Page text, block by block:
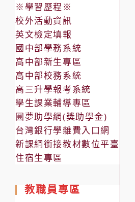
※學習歷程※
校外活動資訊
英文檢定填報
國中部學務系統
高中部新生專區
高中部校務系統
高三升學報考系統
學生課業輔導專區
圓夢助學網(獎助學金)
台灣銀行學雜費入口網
新課綱銜接教材數位平臺
住宿生專區
教職員專區